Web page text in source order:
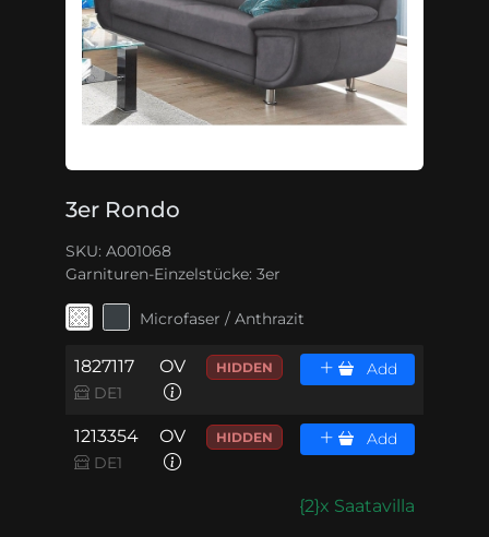
3er Rondo
SKU: A001068
Garnituren-Einzelstücke: 3er
Microfaser / Anthrazit
1827117
DE1
OV HIDDEN Add
1213354
DE1
OV HIDDEN Add
{2}x Saatavilla